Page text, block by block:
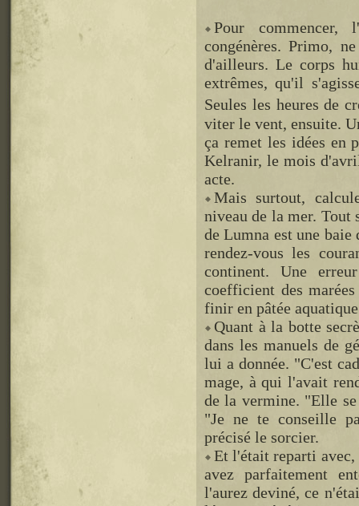
Pour commencer,
congénères. Primo,
d'ailleurs. Le corps
extrêmes, qu'il
Seules les heures de
viter le vent, ensuite.
ça remet les idées en
Kelranir, le mois
acte.
Mais surtout,
niveau de la mer. Tout
de Lumna est une baie
rendez-vous les
continent. Une
coefficient des
finir en pâtée
Quant à la botte
dans les manuels de
lui a donnée. "C'est
mage, à qui l'avait
de la vermine. "Elle
"Je ne te conseille
précisé le sorcier.
Et l'était reparti avec,
avez parfaitement
l'aurez deviné, ce